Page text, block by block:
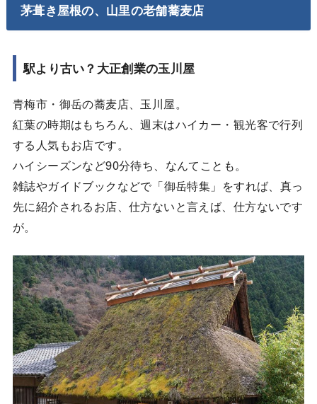
茅葺き屋根の、山里の老舗蕎麦店
駅より古い？大正創業の玉川屋
青梅市・御岳の蕎麦店、玉川屋。
紅葉の時期はもちろん、週末はハイカー・観光客で行列
する人気もお店です。
ハイシーズンなど90分待ち、なんてことも。
雑誌やガイドブックなどで「御岳特集」をすれば、真っ
先に紹介されるお店、仕方ないと言えば、仕方ないです
が。